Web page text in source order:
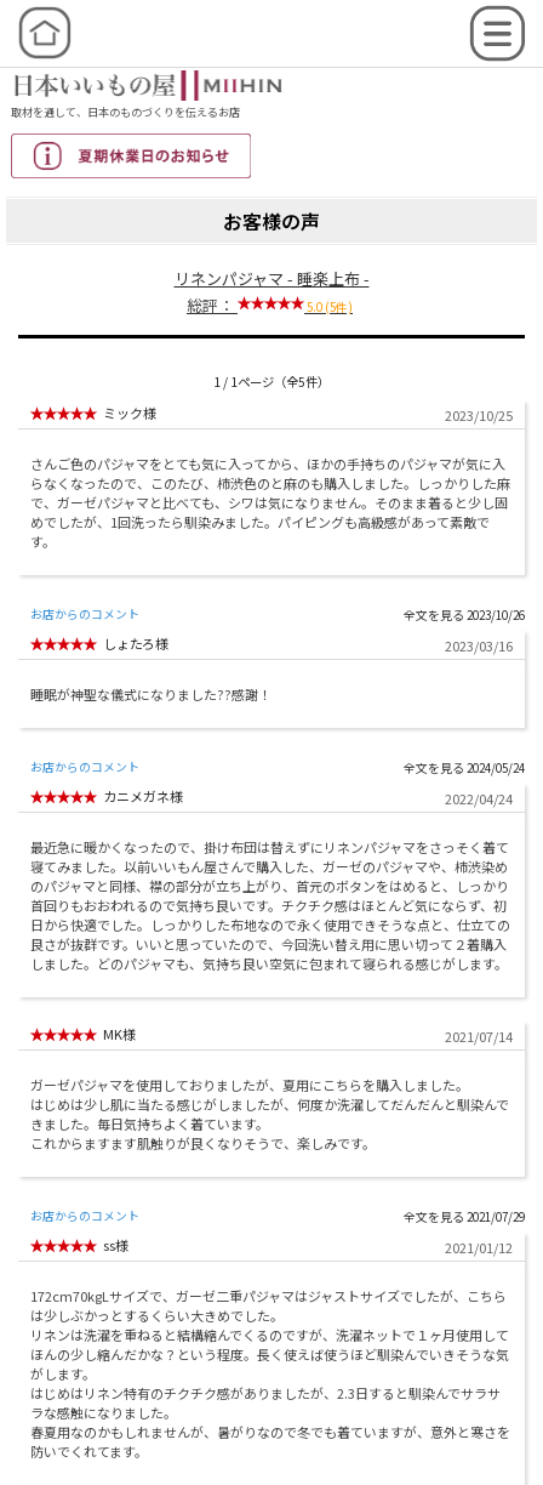
取材を通して、日本のものづくりを伝えるお店
お客様の声
リネンパジャマ - 睡楽上布 -
総評：
5.0 (5件)
1 / 1ページ（全5件）
ミック様 2023/10/25
さんご色のパジャマをとても気に入ってから、ほかの手持ちのパジャマが気に入
らなくなったので、このたび、柿渋色のと麻のも購入しました。しっかりした麻
で、ガーゼパジャマと比べても、シワは気になりません。そのまま着ると少し固
めでしたが、1回洗ったら馴染みました。パイピングも高級感があって素敵で
す。
お店からのコメント 2023/10/26
しょたろ様 2023/03/16
睡眠が神聖な儀式になりました??感謝！
お店からのコメント 2024/05/24
カニメガネ様 2022/04/24
最近急に暖かくなったので、掛け布団は替えずにリネンパジャマをさっそく着て
寝てみました。以前いいもん屋さんで購入した、ガーゼのパジャマや、柿渋染め
のパジャマと同様、襟の部分が立ち上がり、首元のボタンをはめると、しっかり
首回りもおおわれるので気持ち良いです。チクチク感はほとんど気にならず、初
日から快適でした。しっかりした布地なので永く使用できそうな点と、仕立ての
良さが抜群です。いいと思っていたので、今回洗い替え用に思い切って２着購入
しました。どのパジャマも、気持ち良い空気に包まれて寝られる感じがします。
MK様 2021/07/14
ガーゼパジャマを使用しておりましたが、夏用にこちらを購入しました。
はじめは少し肌に当たる感じがしましたが、何度か洗濯してだんだんと馴染んで
きました。毎日気持ちよく着ています。
これからますます肌触りが良くなりそうで、楽しみです。
お店からのコメント 2021/07/29
ss様 2021/01/12
172cm70kgLサイズで、ガーゼ二重パジャマはジャストサイズでしたが、こちら
は少しぶかっとするくらい大きめでした。
リネンは洗濯を重ねると結構縮んでくるのですが、洗濯ネットで１ヶ月使用して
ほんの少し縮んだかな？という程度。長く使えば使うほど馴染んでいきそうな気
がします。
はじめはリネン特有のチクチク感がありましたが、2.3日すると馴染んでサラサ
ラな感触になりました。
春夏用なのかもしれませんが、暑がりなので冬でも着ていますが、意外と寒さを
防いでくれてます。